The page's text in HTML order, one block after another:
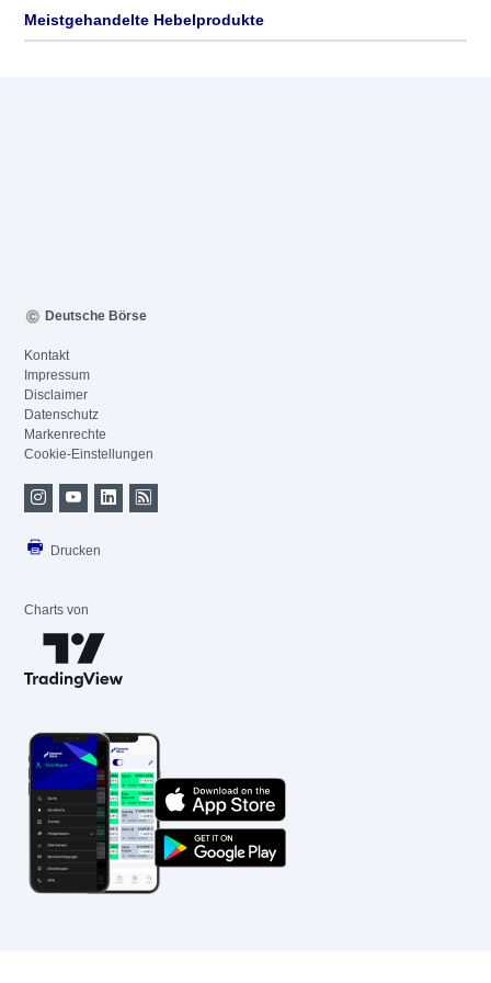
Meistgehandelte Hebelprodukte
Deutsche Börse
Kontakt
Impressum
Disclaimer
Datenschutz
Markenrechte
Cookie-Einstellungen
Drucken
Charts von